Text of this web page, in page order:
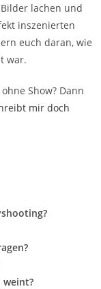
lachen und
inszenierten
euch daran, wie
war.
Show? Dann
mir doch
weint?